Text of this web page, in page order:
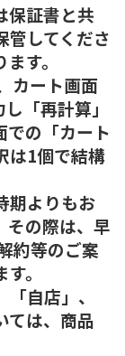
保証書と共
管してくださ
す。
カート画面
「再計算」
での「カート
は1個で結構
期よりもお
その際は、早
約等のご案
。
自店」、
ては、商品